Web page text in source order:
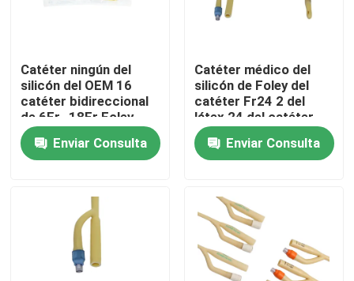
Productos
Sobre nosotros
Visita a la fábrica
Control de Calidad
Catéter ningún del
silicón del OEM 16
catéter bidireccional
de 6Fr -18Fr Foley
Enviar Consulta
Catéter médico del
silicón de Foley del
catéter Fr24 2 del
látex 24 del catéter
francés de la manera
Enviar Consulta